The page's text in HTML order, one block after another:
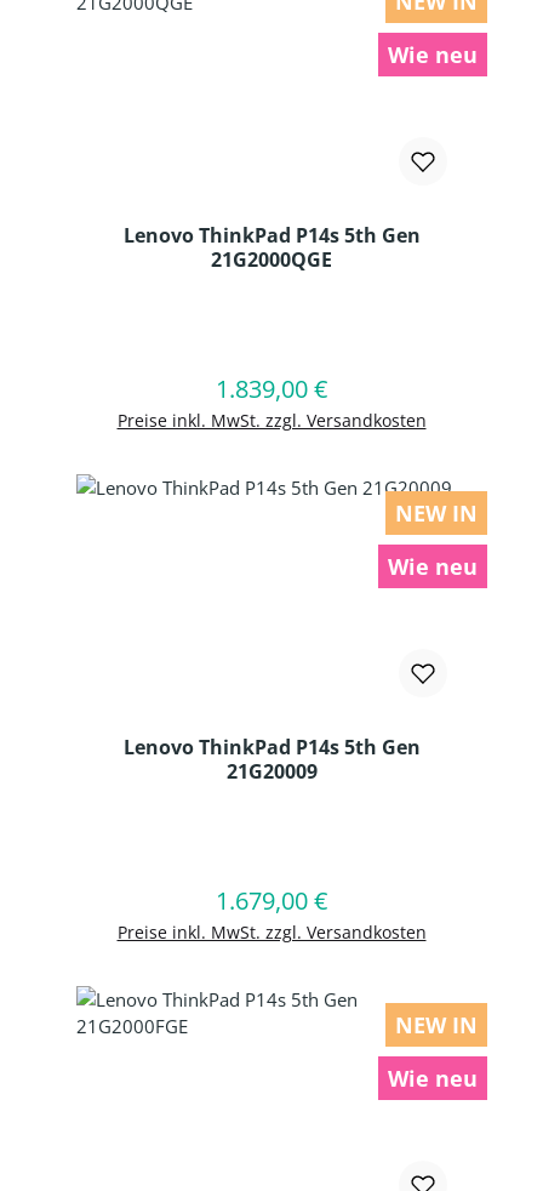
Wie neu
Lenovo ThinkPad P14s 5th Gen
21G2000QGE
Regulärer Preis:
1.839,00 €
Preise inkl. MwSt. zzgl. Versandkosten
In den Warenkorb
NEW IN
Wie neu
Lenovo ThinkPad P14s 5th Gen
21G20009
Regulärer Preis:
1.679,00 €
Preise inkl. MwSt. zzgl. Versandkosten
In den Warenkorb
NEW IN
Wie neu